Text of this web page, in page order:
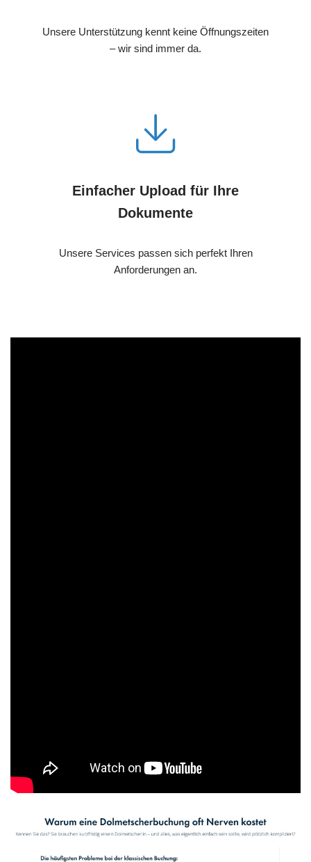
Unsere Unterstützung kennt keine Öffnungszeiten
– wir sind immer da.
Einfacher Upload für Ihre
Dokumente
Unsere Services passen sich perfekt Ihren
Anforderungen an.